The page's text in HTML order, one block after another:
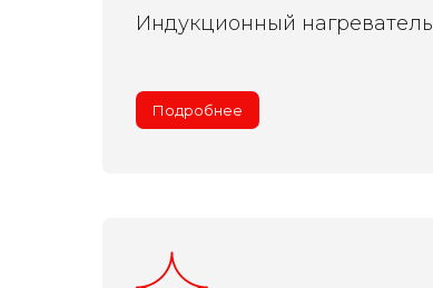
Индукционный нагреватель
Подробнее